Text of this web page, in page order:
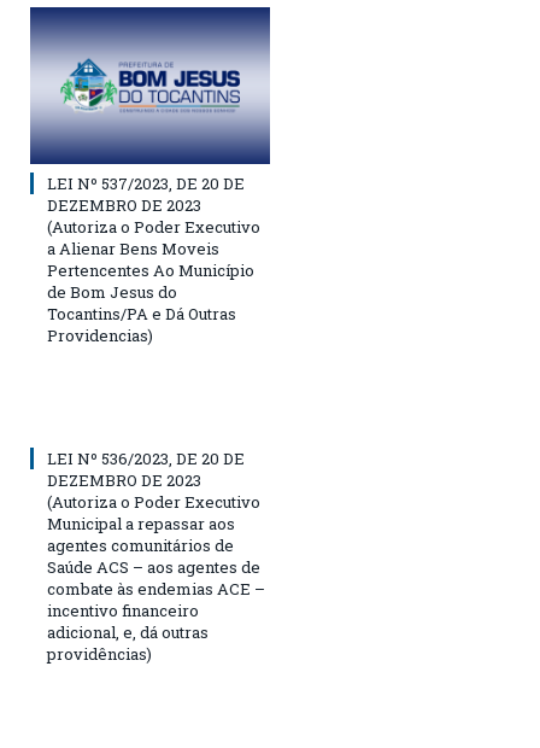
LEI Nº 537/2023, DE 20 DE
DEZEMBRO DE 2023
(Autoriza o Poder Executivo
a Alienar Bens Moveis
Pertencentes Ao Município
de Bom Jesus do
Tocantins/PA e Dá Outras
Providencias)
LEI Nº 536/2023, DE 20 DE
DEZEMBRO DE 2023
(Autoriza o Poder Executivo
Municipal a repassar aos
agentes comunitários de
Saúde ACS – aos agentes de
combate às endemias ACE –
incentivo financeiro
adicional, e, dá outras
providências)